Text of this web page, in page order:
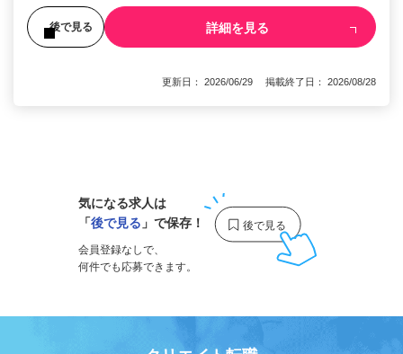
後で見る 詳細を見る
更新日： 2026/06/29 掲載終了日： 2026/08/28
気になる求人は
「後で見る 」で保存！
会員登録なしで、
何件でも応募できます。